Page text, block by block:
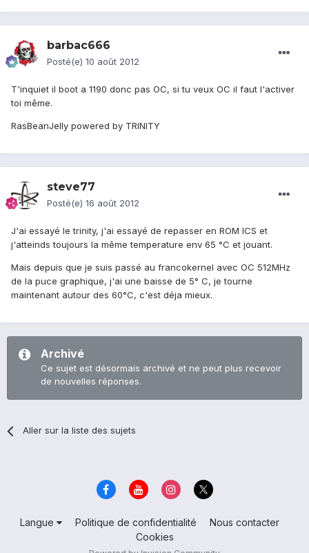
barbac666
Posté(e) 10 août 2012
T'inquiet il boot a 1190 donc pas OC, si tu veux OC il faut l'activer
toi même.
RasBeanJelly powered by TRINITY
steve77
Posté(e) 16 août 2012
J'ai essayé le trinity, j'ai essayé de repasser en ROM ICS et
j'atteinds toujours la même temperature env 65 °C et jouant.
Mais depuis que je suis passé au francokernel avec OC 512MHz
de la puce graphique, j'ai une baisse de 5° C, je tourne
maintenant autour des 60°C, c'est déja mieux.
Archivé
Ce sujet est désormais archivé et ne peut plus recevoir
de nouvelles réponses.
Aller sur la liste des sujets
Langue Politique de confidentialité
Nous contacter
Cookies